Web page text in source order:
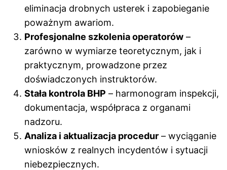
eliminacja drobnych usterek i zapobieganie
poważnym awariom.
Profesjonalne szkolenia operatorów –
zarówno w wymiarze teoretycznym, jak i
praktycznym, prowadzone przez
doświadczonych instruktorów.
Stała kontrola BHP – harmonogram inspekcji,
dokumentacja, współpraca z organami
nadzoru.
Analiza i aktualizacja procedur – wyciąganie
wniosków z realnych incydentów i sytuacji
niebezpiecznych.